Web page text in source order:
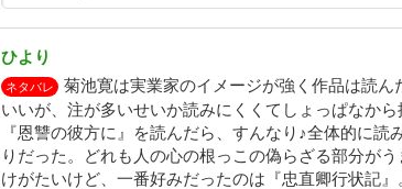
ひより
ネタバレ
菊池寛は実業家のイメージが強く作品は読
いいが、注が多いせいか読みにくくてしょっぱなか
『恩讐の彼方に』を読んだら、すんなり♪全体的に
りだった。どれも人の心の根っこの偽らざる部分が
けがたいけど、一番好みだったのは『忠直卿行状記